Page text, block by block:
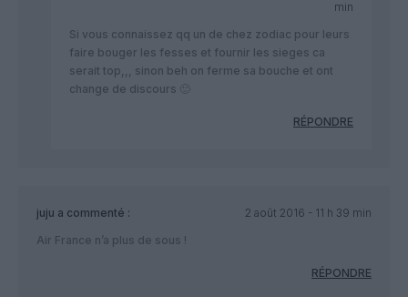
min
Si vous connaissez qq un de chez zodiac pour leurs
faire bouger les fesses et fournir les sieges ca
serait top,,, sinon beh on ferme sa bouche et ont
change de discours 🙂
RÉPONDRE
juju a commenté :
2 août 2016 - 11 h 39 min
Air France n’a plus de sous !
RÉPONDRE